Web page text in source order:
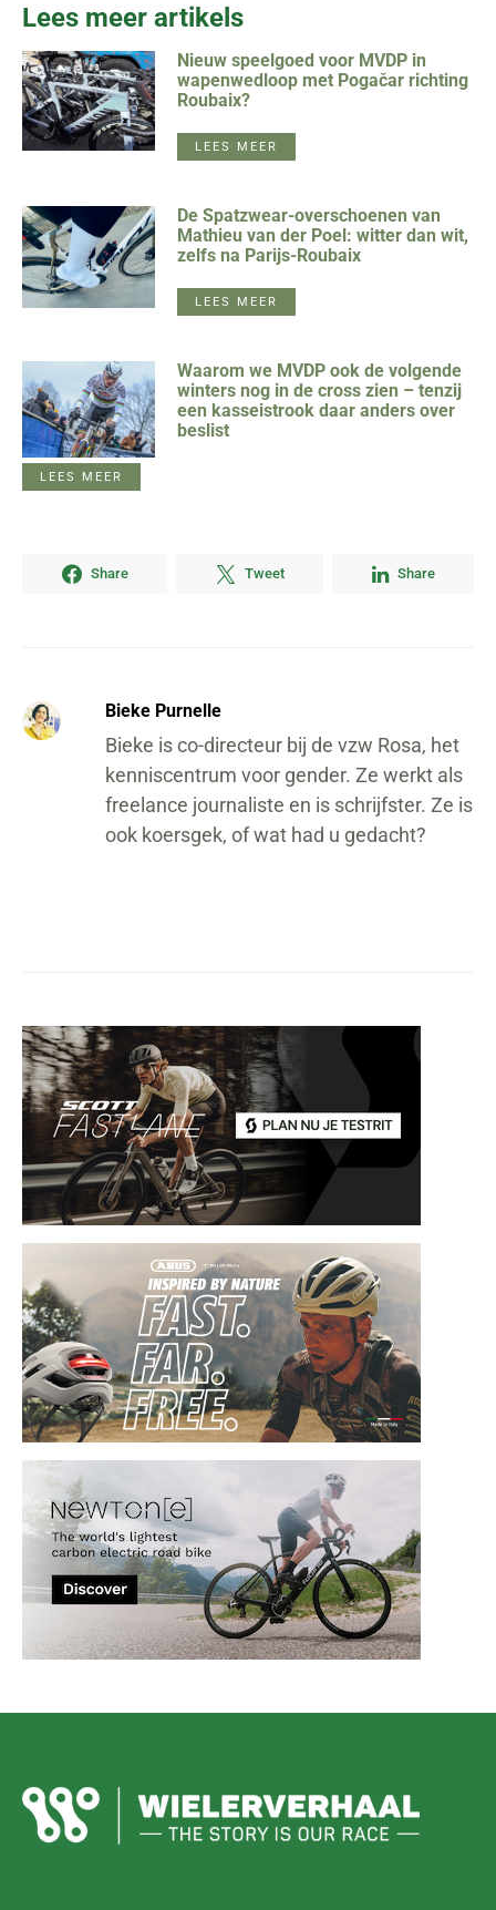
Lees meer artikels
Nieuw speelgoed voor MVDP in
wapenwedloop met Pogačar richting
Roubaix?
LEES MEER
De Spatzwear-overschoenen van
Mathieu van der Poel: witter dan wit,
zelfs na Parijs-Roubaix
LEES MEER
Waarom we MVDP ook de volgende
winters nog in de cross zien – tenzij
een kasseistrook daar anders over
beslist
LEES MEER
Share Tweet Share
Bieke Purnelle
Bieke is co-directeur bij de vzw Rosa, het
kenniscentrum voor gender. Ze werkt als
freelance journaliste en is schrijfster. Ze is
ook koersgek, of wat had u gedacht?